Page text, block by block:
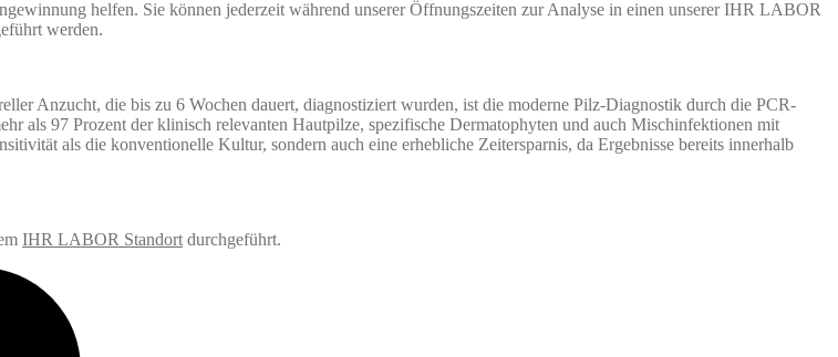
helfen. Sie können jederzeit während unserer Öffnungszeiten zur Analyse in einen unserer IHR LABOR
werden.
Anzucht, die bis zu 6 Wochen dauert, diagnostiziert wurden, ist die moderne Pilz-Diagnostik durch die PCR-
als 97 Prozent der klinisch relevanten Hautpilze, spezifische Dermatophyten und auch Mischinfektionen mit
als die konventionelle Kultur, sondern auch eine erhebliche Zeitersparnis, da Ergebnisse bereits innerhalb
IHR LABOR Standort durchgeführt.